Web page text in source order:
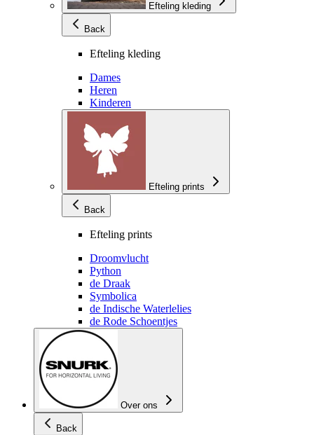
Efteling kleding
Back
Efteling kleding
Dames
Heren
Kinderen
Efteling prints
Back
Efteling prints
Droomvlucht
Python
de Draak
Symbolica
de Indische Waterlelies
de Rode Schoentjes
Over ons
Back